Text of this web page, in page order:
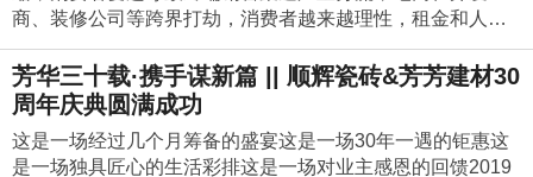
层砖瓦！ 同时，为了公平公正，严禁使用刷票手段，网络后
台将会自动识别并禁止该IP参与投票，还将对刷票严重的品
牌采取限时下线的方式，暂停该品牌在投票页面的展示，欢
迎广大网友公平公正的参与投票，行使自己宝贵的投票权。
投票方法：1、关注微信公众号<<建筑卫生陶瓷十大品牌>>
进行投票；2、通过投票地址http://www.taoci10.com/toupiao/
经理莫衍永共同点燃窑火，开启顺成新的征程!智能产线，刷
新行业高度据了解，顺成岩板智能产线是目前引进的首条意
大利萨克米无限长连续成型大板岩板智能产线。整条产线从
压机到布料，再到窑炉、抛光等设备，均选用了业界先进的
设备。此外，顺成岩板智能产线集“色彩、美学、质感、生
产、技术”五大优势于一体，通过意大利Continua+连续成型
工艺，突破尺寸局限，能成功打造出平板和大砖领域的行业
月19日11：00-11：30地点：陶瓷城大角鹿全国超耐磨万人P
K大赛佛山陶博会站第6场时间：10月19日15：00-15：30地
点：华夏博览城大角鹿全国超耐磨万人PK大赛佛山陶博会站
第7场时间：10月20日11：00-11：30地点：华夏博览城超火
爆品牌！佛山满城尽是大角鹿“超耐磨持久新”产品特性+大角
鹿红VI形象，一只磨树的鹿“红遍”陶博会，佛山满城尽是大角
引人驻足品鉴。佳体验春风沉醉精心筹备的10000㎡现代美
理精致，实用又养眼，让人目不暇接、沉浸其中。优服务签
定下单无处不在的暖心布置，大到“我懂你”主题展、酬宾助商
政策，小到签到游戏有礼、定制专属饮品，处处彰显誉辉人
的细致用心，以匠心触碰真心，促成客户签单。值此陶博会
的有利契机，吸睛自然重要，但吸睛后续的产品和服务支撑
更以实际行动力挺文创。活动当天，大唐合盛瓷砖董事长兼
总经理曾志坚携佛山市社区民乐团一同演奏的《日月潭随
想》、《雁南飞》，奏响国潮韵味；佛山市书法界罗颂梓先
生于N°39之“一枝独秀”产品（800x2600mm）上挥毫“国潮瓷
砖”，伴随着优雅的二胡、扬琴、中阮等声乐演奏，正式拉
开“国潮瓷砖”文创节帷幕。文创节盛况：现场高朋满座、喜庆
商、装修公司等跨界打劫，消费者越来越理性，租金和人工
成本居高不下，陶瓷经销商的生存和发展遇到前所未有的严
重挑战。不少陶瓷企业开始把精力从经销商身上转移，开始
着重打造整装渠道、设计师渠道、工装渠道。经销商的境遇
一时尴尬无比，在外要面对日益萧条的终端市场，在内渐渐
失去上游的鼎立协助。但卡米亚瓷砖却像是行业里的“异类”。
芳华三十载·携手谋新篇 || 顺辉瓷砖&芳芳建材30
周年庆典圆满成功
这是一场经过几个月筹备的盛宴这是一场30年一遇的钜惠这
是一场独具匠心的生活彩排这是一场对业主感恩的回馈2019